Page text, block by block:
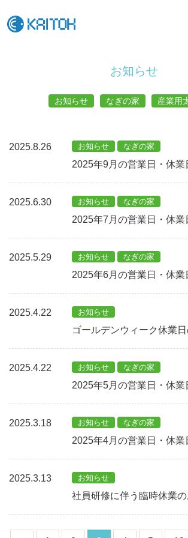
お知らせ
お知らせ なぎの家 産業用
2025.8.26 お知らせ なぎの家
2025年9月の営業日・休業
2025.6.30 お知らせ なぎの家
2025年7月の営業日・休業
2025.5.29 お知らせ なぎの家
2025年6月の営業日・休業
2025.4.22 お知らせ
ゴールデンウィーク休業
2025.4.22 お知らせ なぎの家
2025年5月の営業日・休業
2025.3.18 お知らせ なぎの家
2025年4月の営業日・休業
2025.3.13 お知らせ
社員研修に伴う臨時休業